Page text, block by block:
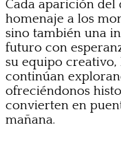
Cada aparición del
homenaje a los
sino también una
futuro con
su equipo
continúan
ofreciéndonos
convierten en
mañana.